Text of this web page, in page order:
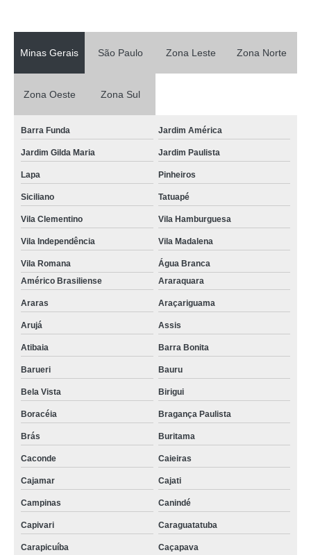
Minas Gerais São Paulo Zona Leste Zona Norte
Zona Oeste Zona Sul
Barra Funda Jardim América
Jardim Gilda Maria Jardim Paulista
Lapa Pinheiros
Siciliano Tatuapé
Vila Clementino Vila Hamburguesa
Vila Independência Vila Madalena
Vila Romana
Água Branca
Américo Brasiliense
Araraquara
Araras Araçariguama
Arujá Assis
Atibaia Barra Bonita
Barueri Bauru
Bela Vista Birigui
Boracéia Bragança Paulista
Brás Buritama
Caconde Caieiras
Cajamar Cajati
Campinas Canindé
Capivari Caraguatatuba
Carapicuíba Caçapava